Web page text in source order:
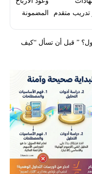
تدريب متقدم
المضمونة
” قبل أن تسأل “كيف